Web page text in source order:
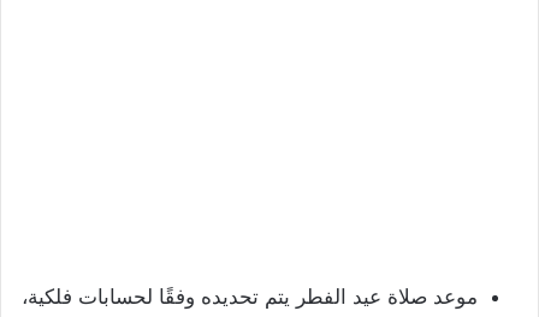
موعد صلاة عيد الفطر يتم تحديده وفقًا لحسابات فلكية،